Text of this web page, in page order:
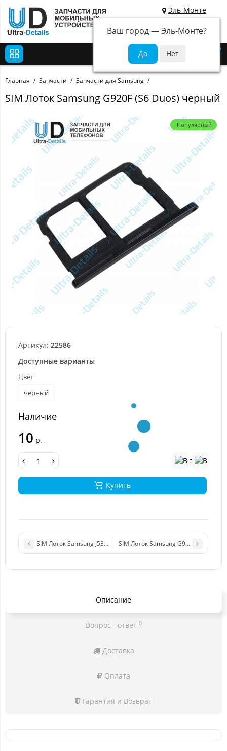
Эль-Монте
Ваш город —Эль-Монте?
Главная Запчасти Запчасти для Samsung
SIM Лоток Samsung G920F (S6 Duos) черный
Популярный
Артикул: 22586
Доступные варианты
Цвет
черный
Наличие
10 р.
Купить
SIM Лоток Samsung J530F (J5 2017) черныйSIM Лоток Samsung G920F (S6 Duos)
Описание
Вопрос - ответ 0
Доставка
Оплата
Гарантия и Возврат